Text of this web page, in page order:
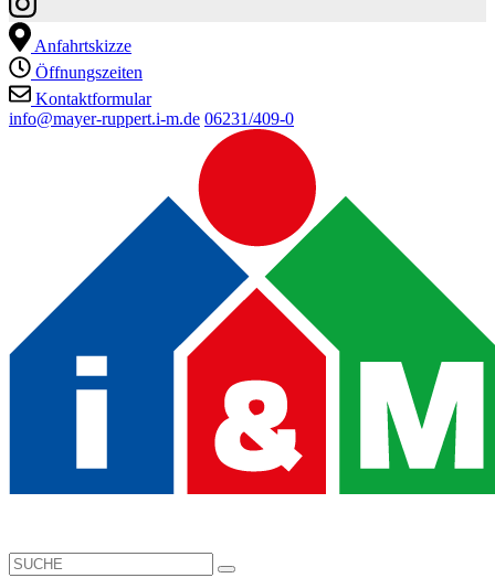
Anfahrtskizze
Öffnungszeiten
Kontaktformular
info@mayer-ruppert.i-m.de 06231/409-0